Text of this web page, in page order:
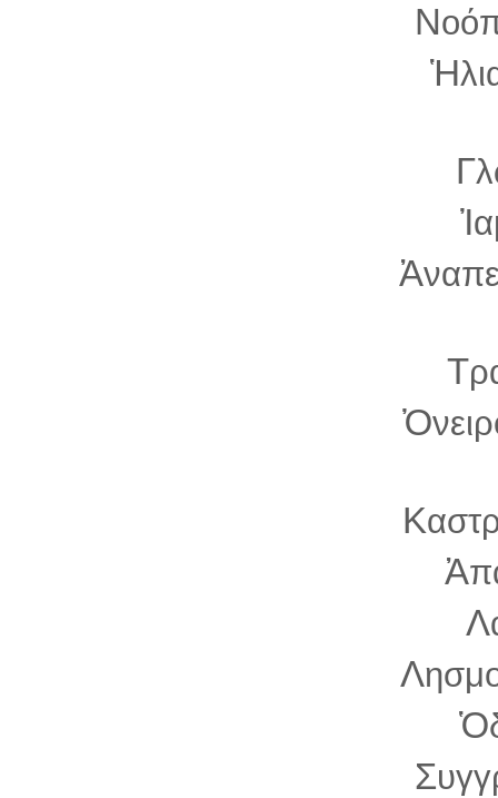
Ν
Ἡ
Γ
Ἰ
Ἀ
Τ
Ὀ
Κ
Ἀ
Λ
Λ
Ὁ
Σ